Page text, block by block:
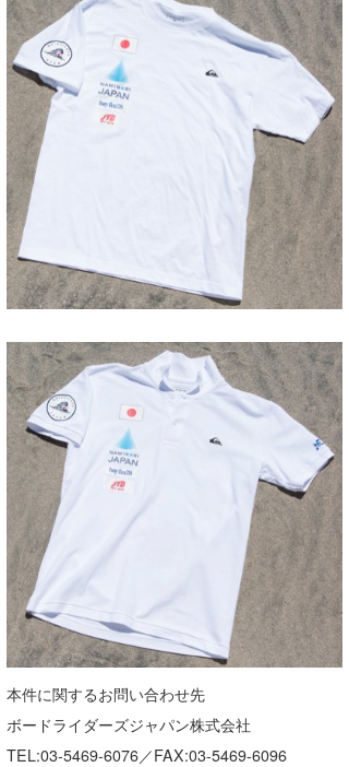
本件に関するお問い合わせ先
ボードライダーズジャパン株式会社
TEL:03-5469-6076／FAX:03-5469-6096